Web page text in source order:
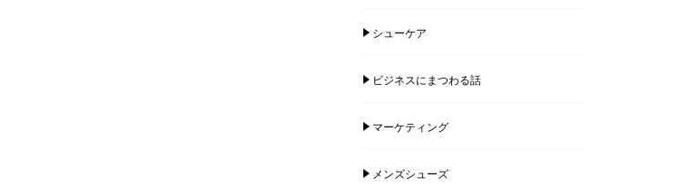
シューケア
ビジネスにまつわる話
マーケティング
メンズシューズ